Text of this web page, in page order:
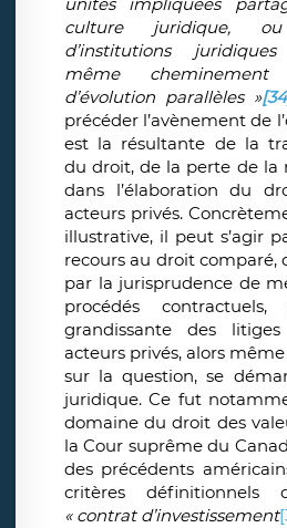
culture juridique,
d’institutions
même
d’évolution parallèles »
précéder l’avènement de
est la résultante de la
du droit, de la perte de la
dans l’élaboration du
acteurs privés.
illustrative, il peut s’agir
recours au droit comparé,
par la jurisprudence de
procédés contractuels,
grandissante des
acteurs privés, alors
sur la question, se
juridique. Ce fut
domaine du droit des
la Cour suprême du
des précédents
critères
« contrat d’investissement